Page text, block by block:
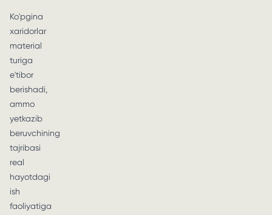
Ko'pgina
xaridorlar
material
turiga
e'tibor
berishadi,
ammo
yetkazib
beruvchining
tajribasi
real
hayotdagi
ish
faoliyatiga